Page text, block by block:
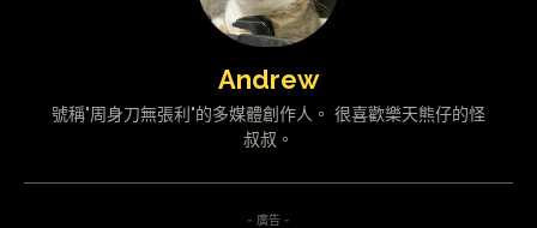
Andrew
號稱"周身刀無張利"的多媒體創作人。 很喜歡樂天熊仔的怪
叔叔。
- 廣告 -